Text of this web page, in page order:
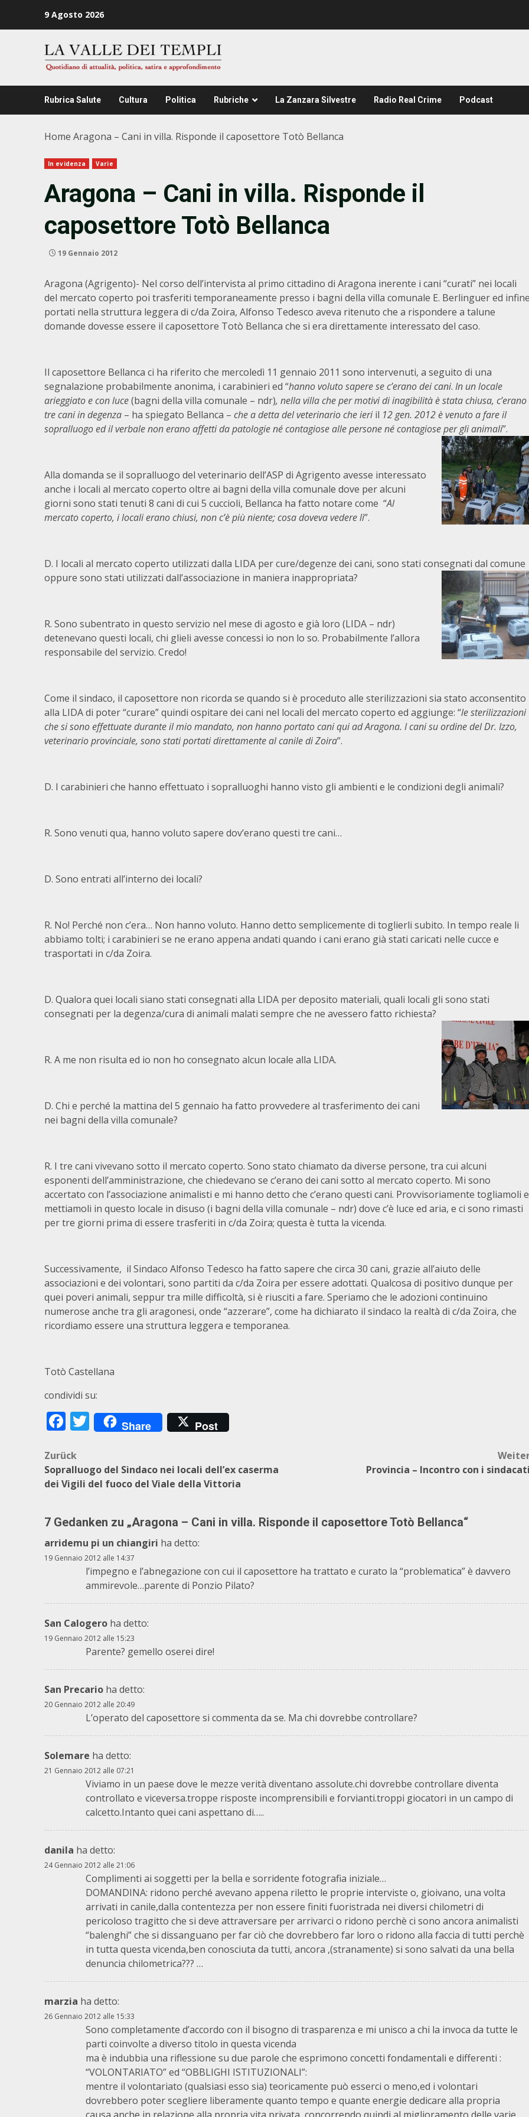
9 Agosto 2026
Rubrica Salute Cultura Politica Rubriche La Zanzara Silvestre Radio Real Crime Podcast
Home Aragona – Cani in villa. Risponde il caposettore Totò Bellanca
In evidenza Varie
Aragona – Cani in villa. Risponde il
caposettore Totò Bellanca
19 Gennaio 2012
Aragona (Agrigento)- Nel corso dell’intervista al primo cittadino di Aragona inerente i cani “curati” nei locali
del mercato coperto poi trasferiti temporaneamente presso i bagni della villa comunale E. Berlinguer ed
portati nella struttura leggera di c/da Zoira, Alfonso Tedesco aveva ritenuto che a rispondere a talune
domande dovesse essere il caposettore Totò Bellanca che si era direttamente interessato del caso.
Il caposettore Bellanca ci ha riferito che mercoledì 11 gennaio 2011 sono intervenuti, a seguito di una
segnalazione probabilmente anonima, i carabinieri ed “hanno voluto sapere se c’erano dei cani. In un locale
arieggiato e con luce(bagni della villa comunale – ndr), nella villa che per motivi di inagibilità è stata chiusa, c’erano
tre cani in degenza – ha spiegato Bellanca – che a detta del veterinario che ieri il 12 gen. 2012 è venuto a fare il
sopralluogo ed il verbale non erano affetti da patologie né contagiose alle persone né contagiose per gli animali”.
Alla domanda se il sopralluogo del veterinario dell’ASP di Agrigento avesse interessato
anche i locali al mercato coperto oltre ai bagni della villa comunale dove per alcuni
giorni sono stati tenuti 8 cani di cui 5 cuccioli, Bellanca ha fatto notare come “Al
mercato coperto, i locali erano chiusi, non c’è più niente; cosa doveva vedere lì”.
D. I locali al mercato coperto utilizzati dalla LIDA per cure/degenze dei cani, sono stati consegnati dal comune
oppure sono stati utilizzati dall’associazione in maniera inappropriata?
R. Sono subentrato in questo servizio nel mese di agosto e già loro (LIDA – ndr)
detenevano questi locali, chi glieli avesse concessi io non lo so. Probabilmente l’allora
responsabile del servizio. Credo!
Come il sindaco, il caposettore non ricorda se quando si è proceduto alle sterilizzazioni sia stato acconsentito
alla LIDA di poter “curare” quindi ospitare dei cani nel locali del mercato coperto ed aggiunge: “le sterilizzazioni
che si sono effettuate durante il mio mandato, non hanno portato cani qui ad Aragona. I cani su ordine del Dr. Izzo,
veterinario provinciale, sono stati portati direttamente al canile di Zoira”.
D. I carabinieri che hanno effettuato i sopralluoghi hanno visto gli ambienti e le condizioni degli animali?
R. Sono venuti qua, hanno voluto sapere dov’erano questi tre cani…
D. Sono entrati all’interno dei locali?
R. No! Perché non c’era… Non hanno voluto. Hanno detto semplicemente di toglierli subito. In tempo reale li
abbiamo tolti; i carabinieri se ne erano appena andati quando i cani erano già stati caricati nelle cucce e
trasportati in c/da Zoira.
D. Qualora quei locali siano stati consegnati alla LIDA per deposito materiali, quali locali gli sono stati
consegnati per la degenza/cura di animali malati sempre che ne avessero fatto richiesta?
R. A me non risulta ed io non ho consegnato alcun locale alla LIDA.
D. Chi e perché la mattina del 5 gennaio ha fatto provvedere al trasferimento dei cani
nei bagni della villa comunale?
R. I tre cani vivevano sotto il mercato coperto. Sono stato chiamato da diverse persone, tra cui alcuni
esponenti dell’amministrazione, che chiedevano se c’erano dei cani sotto al mercato coperto. Mi sono
accertato con l’associazione animalisti e mi hanno detto che c’erano questi cani. Provvisoriamente togliamoli e
mettiamoli in questo locale in disuso (i bagni della villa comunale – ndr) dove c’è luce ed aria, e ci sono rimasti
per tre giorni prima di essere trasferiti in c/da Zoira; questa è tutta la vicenda.
Successivamente, il Sindaco Alfonso Tedesco ha fatto sapere che circa 30 cani, grazie all’aiuto delle
associazioni e dei volontari, sono partiti da c/da Zoira per essere adottati. Qualcosa di positivo dunque per
quei poveri animali, seppur tra mille difficoltà, si è riusciti a fare. Speriamo che le adozioni continuino
numerose anche tra gli aragonesi, onde “azzerare”, come ha dichiarato il sindaco la realtà di c/da Zoira, che
ricordiamo essere una struttura leggera e temporanea.
Totò Castellana
condividi su:
Facebook
Twitter
Share Post
Beitragsnavigation
Zurück
Sopralluogo del Sindaco nei locali dell’ex caserma
dei Vigili del fuoco del Viale della Vittoria
Provincia – Incontro con i
7 Gedanken zu „Aragona – Cani in villa. Risponde il caposettore Totò Bellanca“
arridemu pi un chiangiri ha detto:
19 Gennaio 2012 alle 14:37
l’impegno e l’abnegazione con cui il caposettore ha trattato e curato la “problematica” è davvero
ammirevole…parente di Ponzio Pilato?
San Calogero ha detto:
19 Gennaio 2012 alle 15:23
Parente? gemello oserei dire!
San Precario ha detto:
20 Gennaio 2012 alle 20:49
L’operato del caposettore si commenta da se. Ma chi dovrebbe controllare?
Solemare ha detto:
21 Gennaio 2012 alle 07:21
Viviamo in un paese dove le mezze verità diventano assolute.chi dovrebbe controllare diventa
controllato e viceversa.troppe risposte incomprensibili e forvianti.troppi giocatori in un campo di
calcetto.Intanto quei cani aspettano di…..
danila ha detto:
24 Gennaio 2012 alle 21:06
Complimenti ai soggetti per la bella e sorridente fotografia iniziale…
DOMANDINA: ridono perché avevano appena riletto le proprie interviste o, gioivano, una volta
arrivati in canile,dalla contentezza per non essere finiti fuoristrada nei diversi chilometri di
pericoloso tragitto che si deve attraversare per arrivarci o ridono perchè ci sono ancora animalisti
“balenghi” che si dissanguano per far ciò che dovrebbero far loro o ridono alla faccia di tutti perchè
in tutta questa vicenda,ben conosciuta da tutti, ancora ,(stranamente) si sono salvati da una bella
denuncia chilometrica??? …
marzia ha detto:
26 Gennaio 2012 alle 15:33
Sono completamente d’accordo con il bisogno di trasparenza e mi unisco a chi la invoca da tutte le
parti coinvolte a diverso titolo in questa vicenda
ma è indubbia una riflessione su due parole che esprimono concetti fondamentali e differenti :
“VOLONTARIATO” ed “OBBLIGHI ISTITUZIONALI”:
mentre il volontariato (qualsiasi esso sia) teoricamente può esserci o meno,ed i volontari
dovrebbero poter scegliere liberamente quanto tempo e quante energie dedicare alla propria